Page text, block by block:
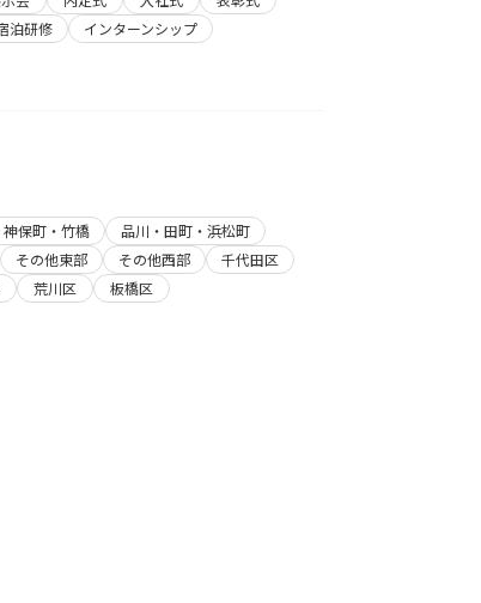
泊研修
インターンシップ
保町・竹橋
品川・田町・浜松町
その他東部 その他西部
千代田区
荒川区
板橋区